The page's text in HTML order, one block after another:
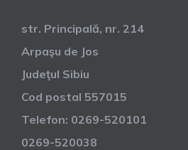
str. Principală, nr. 214
Arpaşu de Jos
Judeţul Sibiu
Cod postal 557015
Telefon: 0269-520101
0269-520038